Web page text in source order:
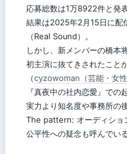
応募総数は1万8922件と発
結果は2025年2月15日に配
（Real Sound）。
しかし、新メンバーの橋本
初主演に抜てきされたこと
（cyzowoman（芸能・女性
『真夜中の社内恋愛』で
実力より知名度や事務所の
The pattern: オーディショ
公平性への疑念も呼んでいる